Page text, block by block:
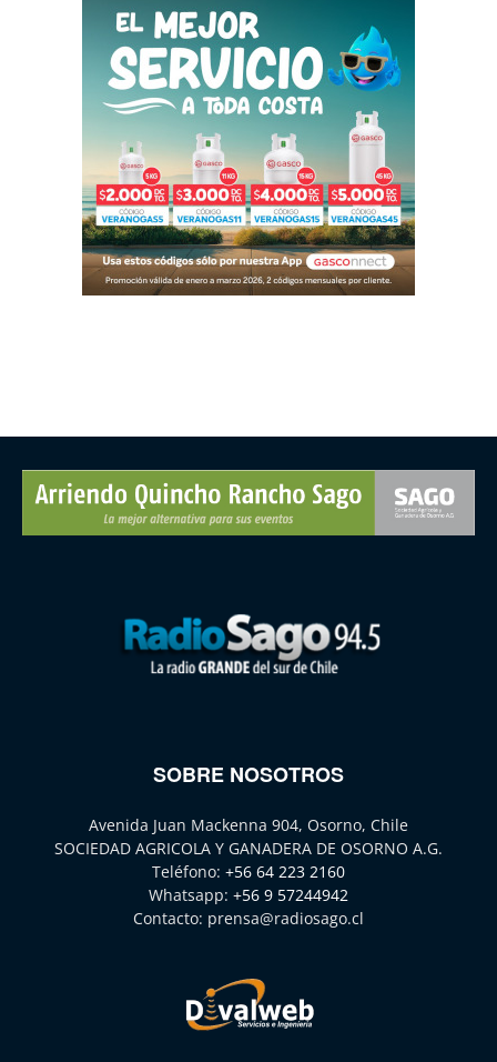
SOBRE NOSOTROS
Avenida Juan Mackenna 904, Osorno, Chile
SOCIEDAD AGRICOLA Y GANADERA DE OSORNO A.G.
Teléfono: +56 64 223 2160
Whatsapp: +56 9 57244942
Contacto: prensa@radiosago.cl